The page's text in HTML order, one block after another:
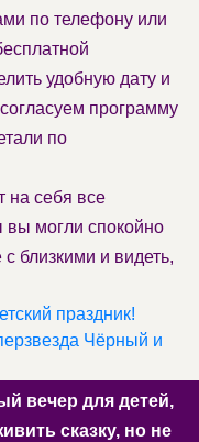
по телефону или
удобную дату и
программу
по
на себя все
вы могли спокойно
близкими и видеть,
праздник!
Чёрный и
вечер для детей,
сказку, но не